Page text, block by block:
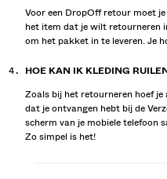
Voor een DropOff retour moet
het item dat je wilt retourneren
om het pakket in te leveren. Je
HOE KAN IK KLEDING
Zoals bij het retourneren hoef
dat je ontvangen hebt bij de
scherm van je mobiele telefoon
Zo simpel is het!